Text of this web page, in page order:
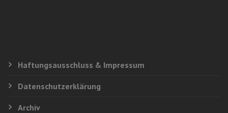
Haftungsausschluss & Impressum
Datenschutzerklärung
Archiv